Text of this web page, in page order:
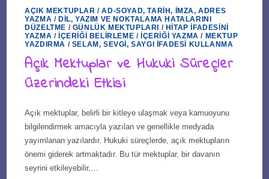
AÇIK MEKTUPLAR /AD-SOYAD, TARIH, İMZA, ADRES
YAZMA / DIL, YAZIM VE NOKTALAMA HATALARINI
DÜZELTME / GÜNLÜK MEKTUPLARI / HITAP İFADESINI
YAZMA / İÇERIĞI BELIRLEME / İÇERIĞI YAZMA / MEKTUP
YAZDIRMA / SELAM, SEVGI, SAYGI İFADESI KULLANMA
Açık Mektuplar ve Hukuki Süreçler
Üzerindeki Etkisi
Açık mektuplar, belirli bir kitleye ulaşmak veya kamuoyunu
bilgilendirmek amacıyla yazılan ve genellikle medyada
yayımlanan yazılardır. Hukuki süreçlerde, açık mektupların
önemi giderek artmaktadır. Bu tür mektuplar, bir davanın
seyrini etkileyebilir,…